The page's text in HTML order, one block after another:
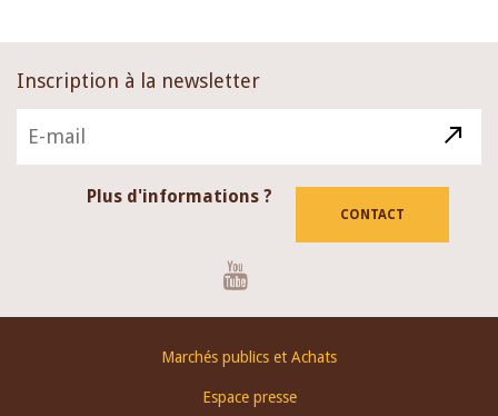
Inscription à la newsletter
Plus d'informations ?
CONTACT
Marchés publics et Achats
Espace presse